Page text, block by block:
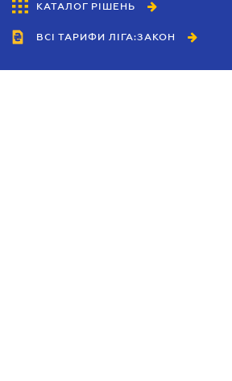
КАТАЛОГ РІШЕНЬ
ВСІ ТАРИФИ ЛІГА:ЗАКОН